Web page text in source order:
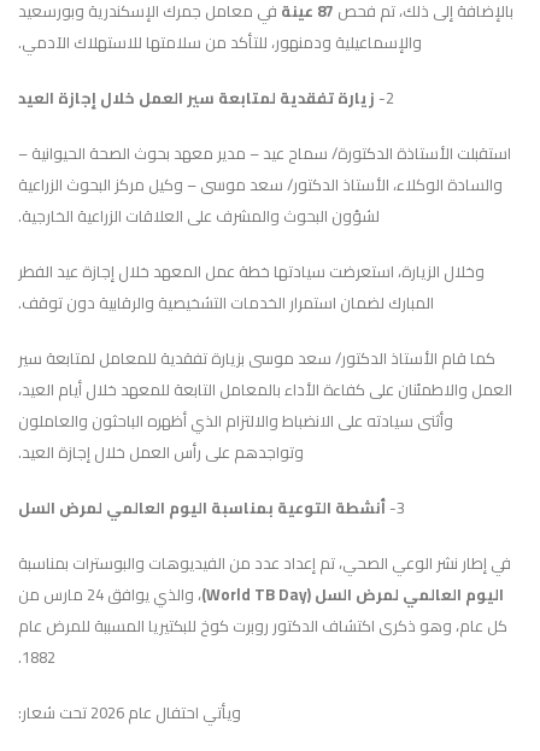
بالإضافة إلى ذلك، تم فحص 87 عينة
في معامل جمرك الإسكندرية وبورسعيد
والإسماعيلية ودمنهور، للتأكد من سلامتها للاستهلاك الآدمي.
2- زيارة تفقدية لمتابعة سير العمل خلال إجازة العيد
استقبلت الأستاذة الدكتورة/ سماح عيد – مدير معهد بحوث الصحة الحيوانية –
والسادة الوكلاء، الأستاذ الدكتور/ سعد موسى – وكيل مركز البحوث الزراعية
لشؤون البحوث والمشرف على العلاقات الزراعية الخارجية.
وخلال الزيارة، استعرضت سيادتها خطة عمل المعهد خلال إجازة عيد الفطر
المبارك لضمان استمرار الخدمات التشخيصية والرقابية دون توقف.
كما قام الأستاذ الدكتور/ سعد موسى بزيارة تفقدية للمعامل لمتابعة سير
العمل والاطمئنان على كفاءة الأداء بالمعامل التابعة للمعهد خلال أيام العيد،
وأثنى سيادته على الانضباط والالتزام الذي أظهره الباحثون والعاملون
وتواجدهم على رأس العمل خلال إجازة العيد.
3- أنشطة التوعية بمناسبة اليوم العالمي لمرض السل
في إطار نشر الوعي الصحي، تم إعداد عدد من الفيديوهات والبوسترات بمناسبة
اليوم العالمي لمرض السل (World TB Day)
، والذي يوافق 24 مارس من
كل عام، وهو ذكرى اكتشاف الدكتور روبرت كوخ للبكتيريا المسببة للمرض عام
1882.
ويأتي احتفال عام 2026 تحت شعار: